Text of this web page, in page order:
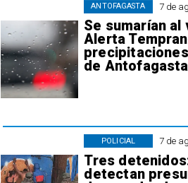
7 de
Se sumarían
Alerta
de Antofagasta
ANTOFAGASTA
7 de
Tres
detectan
POLICIAL